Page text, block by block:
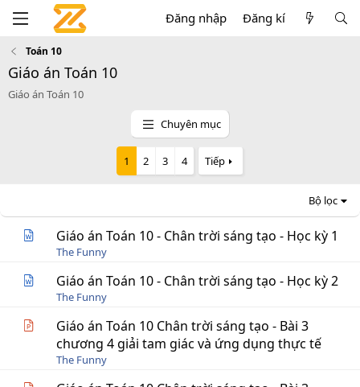
Đăng nhập Đăng kí
Toán 10
Giáo án Toán 10
Giáo án Toán 10
Chuyên mục
1 2 3 4 Tiếp
Bộ lọc
Giáo án Toán 10 - Chân trời sáng tạo - Học kỳ 1
The Funny
Giáo án Toán 10 - Chân trời sáng tạo - Học kỳ 2
The Funny
Giáo án Toán 10 Chân trời sáng tạo - Bài 3
chương 4 giải tam giác và ứng dụng thực tế
The Funny